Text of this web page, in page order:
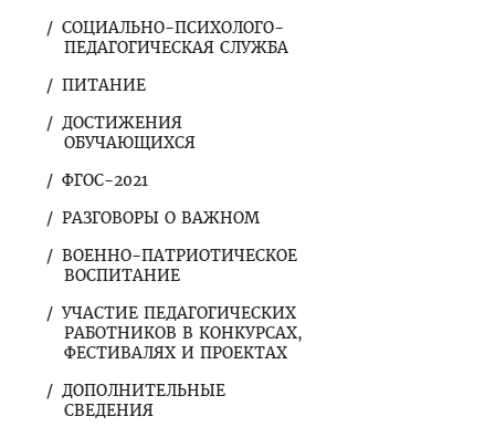
СОЦИАЛЬНО-ПСИХОЛОГО-
ПЕДАГОГИЧЕСКАЯ СЛУЖБА
ПИТАНИЕ
ДОСТИЖЕНИЯ
ОБУЧАЮЩИХСЯ
ФГОС-2021
РАЗГОВОРЫ О ВАЖНОМ
ВОЕННО-ПАТРИОТИЧЕСКОЕ
ВОСПИТАНИЕ
УЧАСТИЕ ПЕДАГОГИЧЕСКИХ
РАБОТНИКОВ В КОНКУРСАХ,
ФЕСТИВАЛЯХ И ПРОЕКТАХ
ДОПОЛНИТЕЛЬНЫЕ
СВЕДЕНИЯ